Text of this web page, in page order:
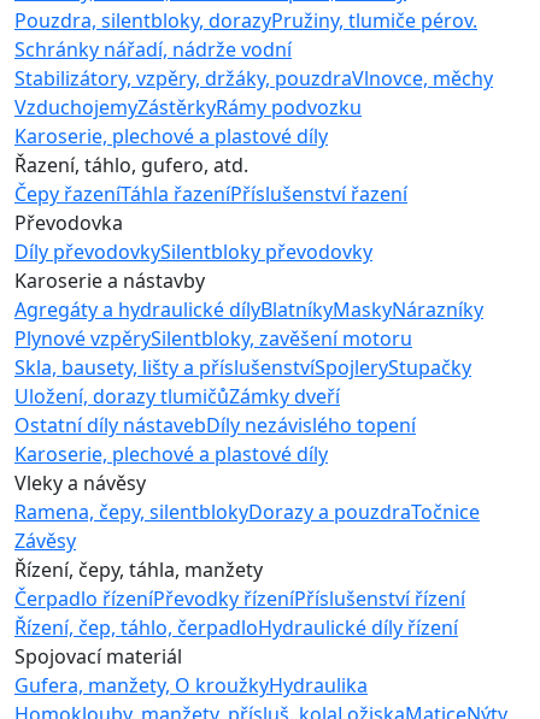
Pouzdra, silentbloky, dorazyPružiny, tlumiče pérov.
Schránky nářadí, nádrže vodní
Stabilizátory, vzpěry, držáky, pouzdraVlnovce, měchy
VzduchojemyZástěrkyRámy podvozku
Karoserie, plechové a plastové díly
Řazení, táhlo, gufero, atd.
Čepy řazeníTáhla řazeníPříslušenství řazení
Převodovka
Díly převodovkySilentbloky převodovky
Karoserie a nástavby
Agregáty a hydraulické dílyBlatníkyMaskyNárazníky
Plynové vzpěrySilentbloky, zavěšení motoru
Skla, bausety, lišty a příslušenstvíSpojleryStupačky
Uložení, dorazy tlumičůZámky dveří
Ostatní díly nástavebDíly nezávislého topení
Karoserie, plechové a plastové díly
Vleky a návěsy
Ramena, čepy, silentblokyDorazy a pouzdraTočnice
Závěsy
Řízení, čepy, táhla, manžety
Čerpadlo řízeníPřevodky řízeníPříslušenství řízení
Řízení, čep, táhlo, čerpadloHydraulické díly řízení
Spojovací materiál
Gufera, manžety, O kroužkyHydraulika